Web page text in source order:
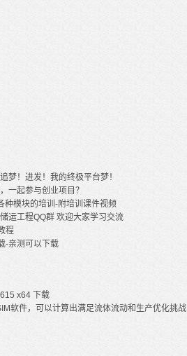
梦！进发！我的终极平台梦！
一起参与创业项目？
种模块的培训-附培训课件视频
运工程QQ群 欢迎大家学习交流
程
-亲测可以下载
x64 下载
软件，可以计算出满足流体流动和生产优化挑战